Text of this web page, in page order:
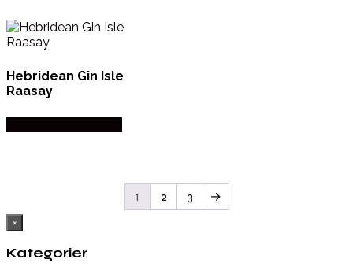
Hebridean Gin Isle
Raasay
1 2 3 →
×
Kategorier